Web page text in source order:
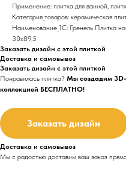
Применение: плитка для ванной,
Категория_товаров: керамическая
Наименование_1С: Гренель Плитка
30х89,5
Заказать дизайн с этой плиткой
Доставка и самовывоз
Заказать дизайн с этой плиткой
Понравилась плитка? Мы создадим 3D-
коллекцией БЕСПЛАТНО!
Заказать дизайн
Доставка и самовывоз
Мы с радостью доставим ваш заказ